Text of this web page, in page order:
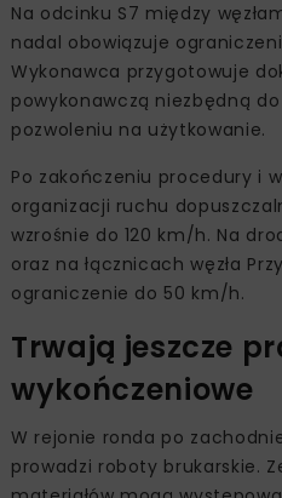
Na odcinku S7 między
nadal obowiązuje
Wykonawca przygotowuje
powykonawczą niezbędną
pozwoleniu na użytkowanie.
Po zakończeniu procedury i
organizacji ruchu
wzrośnie do 120 km/h. Na
oraz na łącznicach węzła
ograniczenie do 50 km/h.
Trwają jeszcze
wykończeniowe
W rejonie ronda po
prowadzi roboty brukarskie.